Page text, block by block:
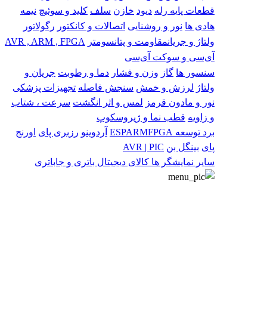
قطعات پایه رله دیود خازن سلف کلید و سوئیچ نیمه
هادی ها نور و روشنایی اتصالات و کانکتور رگولاتور
ولتاژ و جریانمقاومت و پتانسومتر
AVR , ARM , FPGA
آی‌سی و سوکت آی‌سی
سنسور ها گاز وزن و فشار دما و رطوبت جریان و
ولتاژ لرزش و خمش سنجش فاصله تجهیزات پزشکی
نور و مادون قرمز لمس و اثر انگشت سرعت ، شتاب
و زاویه قطب نما و ژیروسکوپ
برد توسعه
ESPARMFPGA آردوینو رزبری پای اورنج
پای بینگل بن AVR | PIC
سایر نمایشگر ها کالای دیجیتال باتری و جاباتری